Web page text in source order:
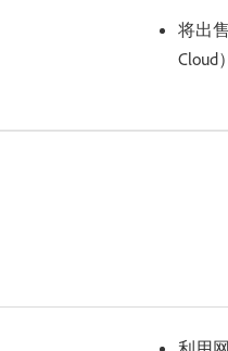
将出
Cloud